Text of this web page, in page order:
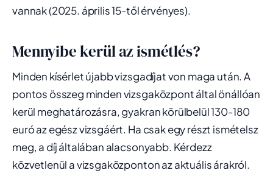
vannak (2025. április 15-től érvényes).
Mennyibe kerül az ismétlés?
Minden kísérlet újabb vizsgadíjat von maga után. A
pontos összeg minden vizsgaközpont által önállóan
kerül meghatározásra, gyakran körülbelül 130-180
euró az egész vizsgáért. Ha csak egy részt ismételsz
meg, a díj általában alacsonyabb. Kérdezz
közvetlenül a vizsgaközponton az aktuális árakról.